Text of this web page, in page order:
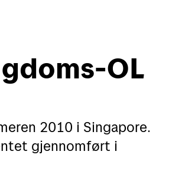
og brev
OL
2010 i Singapore.
gjennomført i